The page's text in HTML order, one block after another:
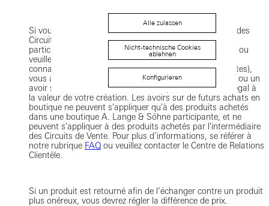
Si vous retournez un produit acheté par l’intermédiaire des
Circuits de Vente à une boutique A. Lange & Söhne
participante, (veuillez-vous référer à notre rubrique
ou
veuillez contacter le Centre de Relations Clientèle pour
connaître nos boutiques A. Lange & Söhnes participantes),
vous aurez le droit, à votre choix, à un remboursement ou un
avoir sur vos futurs achats en boutique d'un montant égal à
la valeur de votre création. Les avoirs sur de futurs achats en
boutique ne peuvent s'appliquer qu'à des produits achetés
dans une boutique A. Lange & Söhne participante, et ne
peuvent s'appliquer à des produits achetés par l'intermédiaire
des Circuits de Vente. Pour plus d’informations, se référer à
notre rubrique FAQ ou veuillez contacter le Centre de Relations
Clientèle.
Si un produit est retourné afin de l’échanger contre un produit
plus onéreux, vous devrez régler la différence de prix.
Alle zulassen
Nicht-technische Cookies
ablehnen
Konfigurieren